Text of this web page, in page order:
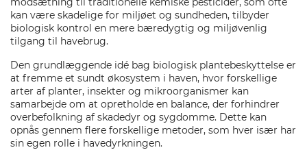
kan være skadelige for miljøet og sundheden, tilbyder
biologisk kontrol en mere bæredygtig og miljøvenlig
tilgang til havebrug.
Den grundlæggende idé bag biologisk plantebeskyttelse er
at fremme et sundt økosystem i haven, hvor forskellige
arter af planter, insekter og mikroorganismer kan
samarbejde om at opretholde en balance, der forhindrer
overbefolkning af skadedyr og sygdomme. Dette kan
opnås gennem flere forskellige metoder, som hver især har
sin egen rolle i havedyrkningen.